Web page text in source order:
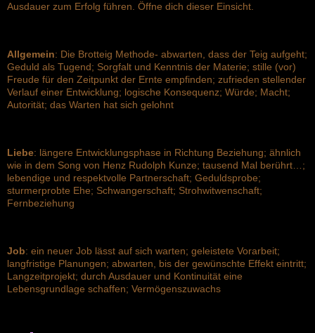
Ausdauer zum Erfolg führen. Öffne dich dieser Einsicht.
Allgemein: Die Brotteig Methode- abwarten, dass der Teig aufgeht;
Geduld als Tugend; Sorgfalt und Kenntnis der Materie; stille (vor)
Freude für den Zeitpunkt der Ernte empfinden; zufrieden stellender
Verlauf einer Entwicklung; logische Konsequenz; Würde; Macht;
Autorität; das Warten hat sich gelohnt
Liebe: längere Entwicklungsphase in Richtung Beziehung; ähnlich
wie in dem Song von Henz Rudolph Kunze; tausend Mal berührt…;
lebendige und respektvolle Partnerschaft; Geduldsprobe;
sturmerprobte Ehe; Schwangerschaft; Strohwitwenschaft;
Fernbeziehung
Job: ein neuer Job lässt auf sich warten; geleistete Vorarbeit;
langfristige Planungen; abwarten, bis der gewünschte Effekt eintritt;
Langzeitprojekt; durch Ausdauer und Kontinuität eine
Lebensgrundlage schaffen; Vermögenszuwachs